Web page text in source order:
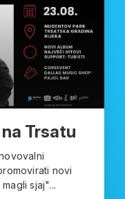
Trsatu
novi
sjaj"...